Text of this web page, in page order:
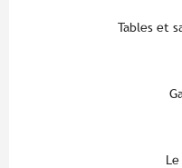
Tables et